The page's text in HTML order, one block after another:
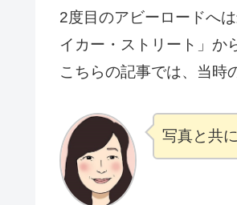
2度目のアビーロードへ
イカー・ストリート」か
こちらの記事では、当時
写真と共